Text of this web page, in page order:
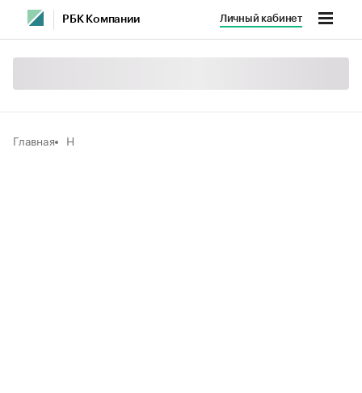
РБК Компании Личный кабинет
Главная Н